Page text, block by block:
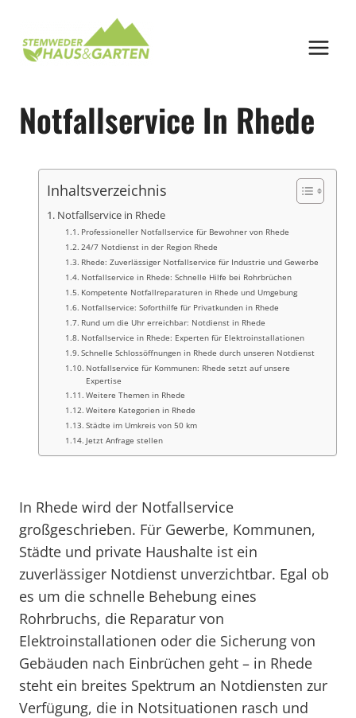
springen
Notfallservice In Rhede
Inhaltsverzeichnis
Notfallservice in Rhede
Professioneller Notfallservice für Bewohner von Rhede
24/7 Notdienst in der Region Rhede
Rhede: Zuverlässiger Notfallservice für Industrie und Gewerbe
Notfallservice in Rhede: Schnelle Hilfe bei Rohrbrüchen
Kompetente Notfallreparaturen in Rhede und Umgebung
Notfallservice: Soforthilfe für Privatkunden in Rhede
Rund um die Uhr erreichbar: Notdienst in Rhede
Notfallservice in Rhede: Experten für Elektroinstallationen
Schnelle Schlossöffnungen in Rhede durch unseren Notdienst
Notfallservice für Kommunen: Rhede setzt auf unsere
Expertise
Weitere Themen in Rhede
Weitere Kategorien in Rhede
Städte im Umkreis von 50 km
Jetzt Anfrage stellen
In Rhede wird der Notfallservice
großgeschrieben. Für Gewerbe, Kommunen,
Städte und private Haushalte ist ein
zuverlässiger Notdienst unverzichtbar. Egal ob
es um die schnelle Behebung eines
Rohrbruchs, die Reparatur von
Elektroinstallationen oder die Sicherung von
Gebäuden nach Einbrüchen geht – in Rhede
steht ein breites Spektrum an Notdiensten zur
Verfügung, die in Notsituationen rasch und